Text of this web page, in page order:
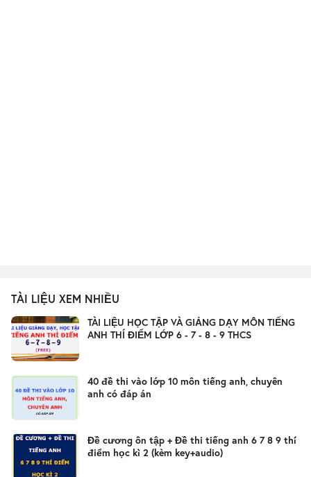
TÀI LIỆU XEM NHIỀU
TÀI LIỆU HỌC TẬP VÀ GIẢNG DẠY MÔN TIẾNG
ANH THÍ ĐIỂM LỚP 6 - 7 - 8 - 9 THCS
40 đề thi vào lớp 10 môn tiếng anh, chuyên
anh có đáp án
Đề cương ôn tập + Đề thi tiếng anh 6 7 8 9 thí
điểm học kì 2 (kèm key+audio)